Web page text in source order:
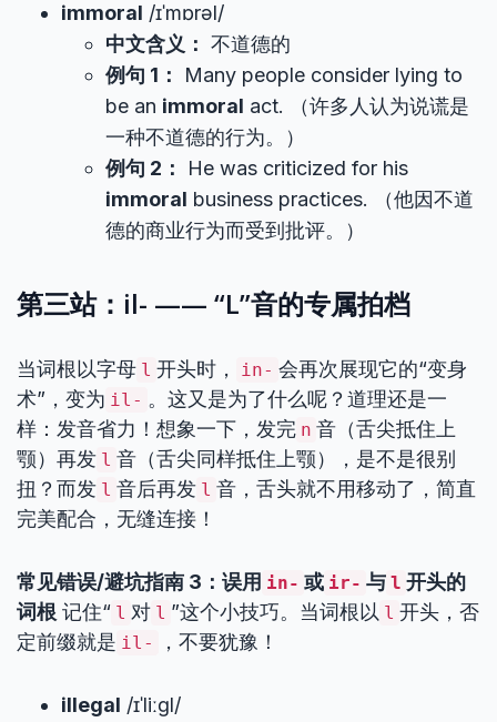
immoral /ɪˈmɒrəl/
中文含义： 不道德的
例句 1：
Many people consider lying to
be an immoral act. （许多人认为说谎是
一种不道德的行为。）
例句 2：
He was criticized for his
immoral business practices. （他因不道
德的商业行为而受到批评。）
第三站：il- —— “L”音的专属拍档
当词根以字母 l 开头时， in- 会再次展现它的“变身
术”，变为 il- 。这又是为了什么呢？道理还是一
样：发音省力！想象一下，发完 n 音（舌尖抵住上
颚）再发 l 音（舌尖同样抵住上颚），是不是很别
扭？而发 l 音后再发 l 音，舌头就不用移动了，简直
完美配合，无缝连接！
常见错误/避坑指南 3：误用 in- 或 ir- 与 l 开头的
词根 记住“ l 对 l ”这个小技巧。当词根以 l 开头，否
定前缀就是 il- ，不要犹豫！
illegal /ɪˈliːɡl/